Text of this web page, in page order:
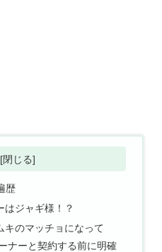
歴
はジャギ様！？
キのマッチョになって
ナーと契約する前に明確